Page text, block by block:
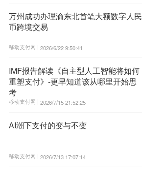
万州成功办理渝东北首笔大额数字人民
币跨境交易
移动支付网 | 2026/6/22 9:50:41
IMF报告解读《自主型人工智能将如何
重塑支付》-更早知道该从哪里开始思
考
移动支付网 | 2026/7/15 21:52:25
AI潮下支付的变与不变
移动支付网 | 2026/7/13 17:07:14